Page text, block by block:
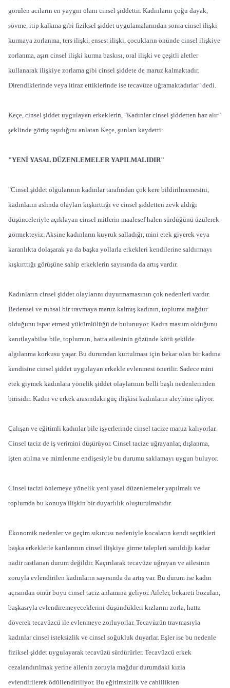
görülen acıların en yaygın olanı cinsel şiddettir. Kadınların çoğu dayak,
sövme, itip kalkma gibi fiziksel şiddet uygulamalarından sonra cinsel ilişki
kurmaya zorlanma, ters ilişki, ensest ilişki, çocukların önünde cinsel ilişkiye
zorlanma, aşırı cinsel ilişki kurma baskısı, oral ilişki ve çeşitli aletler
kullanarak ilişkiye zorlama gibi cinsel şiddete de maruz kalmaktadır.
Direndiklerinde veya itiraz ettiklerinde ise tecavüze uğramaktadırlar" dedi.
Keçe, cinsel şiddet uygulayan erkeklerin, "Kadınlar cinsel şiddetten haz alır"
şeklinde görüş taşıdığını anlatan Keçe, şunları kaydetti:
"YENİ YASAL DÜZENLEMELER YAPILMALIDIR"
"Cinsel şiddet olgularının kadınlar tarafından çok kere bildirilmemesini,
kadınların aslında olayları kışkırttığı ve cinsel şiddetten zevk aldığı
düşünceleriyle açıklayan cinsel mitlerin maalesef halen sürdüğünü üzülerek
görmekteyiz. Aksine kadınların kuyruk salladığı, mini etek giyerek veya
karanlıkta dolaşarak ya da başka yollarla erkekleri kendilerine saldırmayı
kışkırttığı görüşüne sahip erkeklerin sayısında da artış vardır.
Kadınların cinsel şiddet olaylarını duyurmamasının çok nedenleri vardır.
Bedensel ve ruhsal bir travmaya maruz kalmış kadının, topluma mağdur
olduğunu ispat etmesi yükümlülüğü de bulunuyor. Kadın masum olduğunu
kanıtlayabilse bile, toplumun, hatta ailesinin gözünde kötü şekilde
algılanma korkusu yaşar. Bu durumdan kurtulması için bekar olan bir kadına
kendisine cinsel şiddet uygulayan erkekle evlenmesi önerilir. Sadece mini
etek giymek kadınlara yönelik şiddet olaylarının belli başlı nedenlerinden
birisidir. Kadın ve erkek arasındaki güç ilişkisi kadınların aleyhine işliyor.
Çalışan ve eğitimli kadınlar bile işyerlerinde cinsel tacize maruz kalıyorlar.
Cinsel taciz de iş verimini düşürüyor. Cinsel tacize uğrayanlar, dışlanma,
işten atılma ve mimlenme endişesiyle bu durumu saklamayı uygun buluyor.
Cinsel tacizi önlemeye yönelik yeni yasal düzenlemeler yapılmalı ve
toplumda bu konuya ilişkin bir duyarlılık oluşturulmalıdır.
Ekonomik nedenler ve geçim sıkıntısı nedeniyle kocaların kendi seçtikleri
başka erkeklerle karılarının cinsel ilişkiye girme talepleri sanıldığı kadar
nadir rastlanan durum değildir. Kaçırılarak tecavüze uğrayan ve ailesinin
zoruyla evlendirilen kadınların sayısında da artış var. Bu durum ise kadın
açısından ömür boyu cinsel taciz anlamına geliyor. Aileler, bekareti bozulan,
başkasıyla evlendiremeyeceklerini düşündükleri kızlarını zorla, hatta
döverek tecavüzcü ile evlenmeye zorluyorlar. Tecavüzün travmasıyla
kadınlar cinsel isteksizlik ve cinsel soğukluk duyarlar. Eşler ise bu nedenle
fiziksel şiddet uygulayarak tecavüzü sürdürürler. Tecavüzcü erkek
cezalandırılmak yerine ailenin zoruyla mağdur durumdaki kızla
evlendirilerek ödüllendiriliyor. Bu eğitimsizlik ve cahillikten